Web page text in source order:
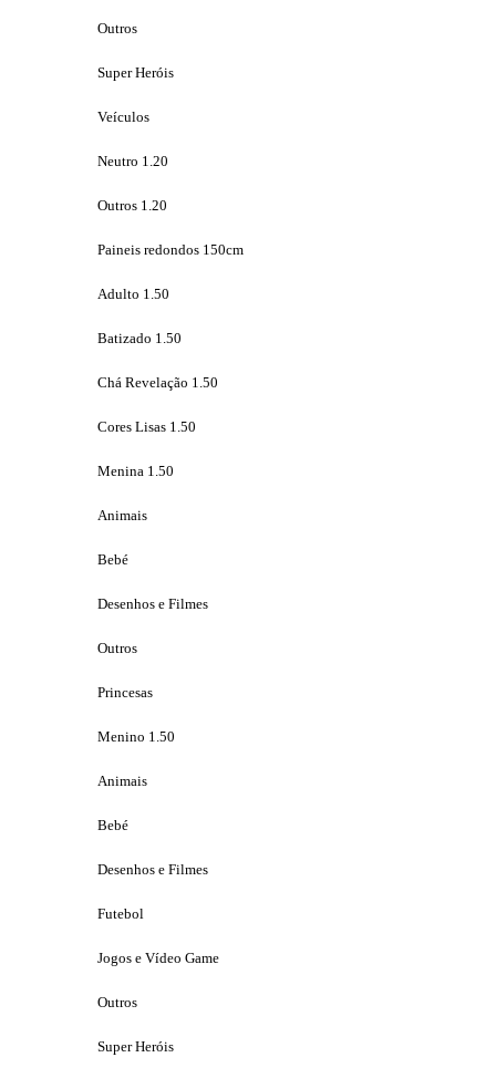
Outros
Super Heróis
Veículos
Neutro 1.20
Outros 1.20
Paineis redondos 150cm
Adulto 1.50
Batizado 1.50
Chá Revelação 1.50
Cores Lisas 1.50
Menina 1.50
Animais
Bebé
Desenhos e Filmes
Outros
Princesas
Menino 1.50
Animais
Bebé
Desenhos e Filmes
Futebol
Jogos e Vídeo Game
Outros
Super Heróis